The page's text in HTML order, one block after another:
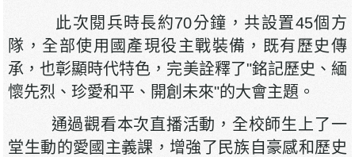
此次閱兵時長約70分鐘，共設置45個方
隊，全部使用國產現役主戰裝備，既有歷史傳
承，也彰顯時代特色，完美詮釋了"銘記歷史、緬
懷先烈、珍愛和平、開創未來"的大會主題。
通過觀看本次直播活動，全校師生上了一
堂生動的愛國主義課，增強了民族自豪感和歷史